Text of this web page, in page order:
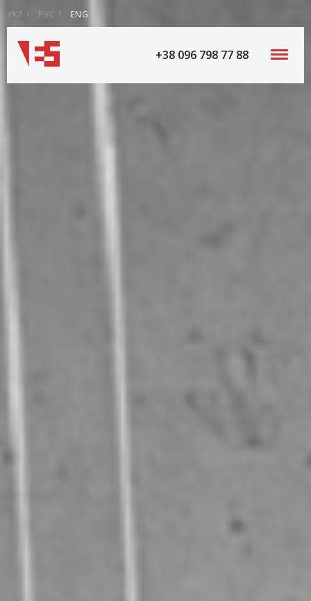
УКР РУС ENG
+38 096 798 77 88